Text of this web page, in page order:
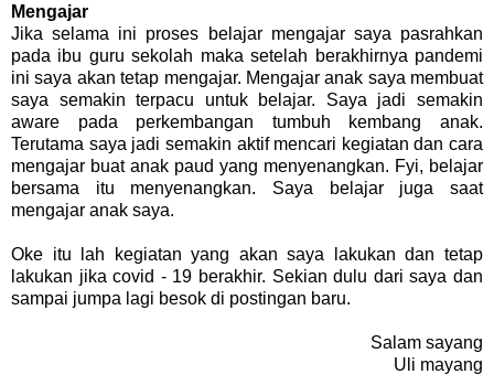
Mengajar
Jika selama ini proses belajar mengajar saya pasrahkan
pada ibu guru sekolah maka setelah berakhirnya pandemi
ini saya akan tetap mengajar. Mengajar anak saya membuat
saya semakin terpacu untuk belajar. Saya jadi semakin
aware pada perkembangan tumbuh kembang anak.
Terutama saya jadi semakin aktif mencari kegiatan dan cara
mengajar buat anak paud yang menyenangkan. Fyi, belajar
bersama itu menyenangkan. Saya belajar juga saat
mengajar anak saya.
Oke itu lah kegiatan yang akan saya lakukan dan tetap
lakukan jika covid - 19 berakhir. Sekian dulu dari saya dan
sampai jumpa lagi besok di postingan baru.
Salam sayang
Uli mayang